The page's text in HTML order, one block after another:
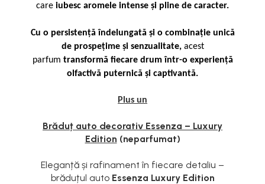
care iubesc aromele intense și pline de caracter.
Cu o persistență îndelungată și o combinație unică
de prospețime și senzualitate,acest
parfum transformă fiecare drum într-o experiență
olfactivă puternică și captivantă.
Plus un
Brăduț auto decorativ Essenza – Luxury
Edition (neparfumat)
Eleganță și rafinament în fiecare detaliu –
brăduțul auto Essenza Luxury Edition